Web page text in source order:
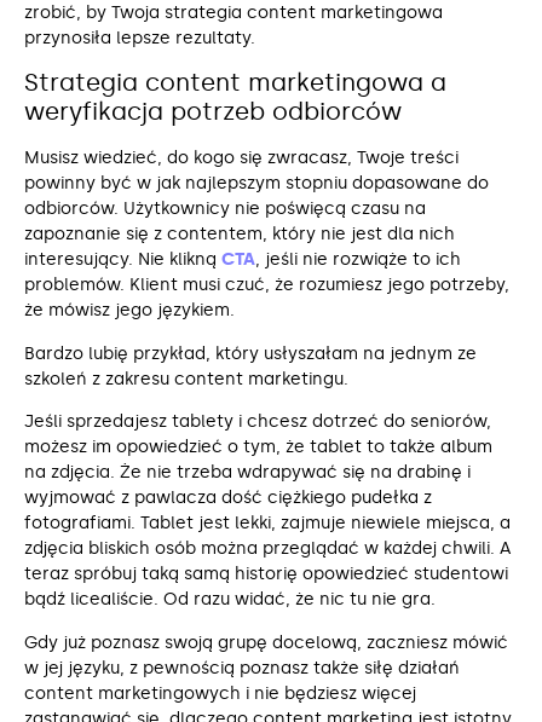
zrobić, by Twoja strategia content marketingowa
przynosiła lepsze rezultaty.
Strategia content marketingowa a
weryfikacja potrzeb odbiorców
Musisz wiedzieć, do kogo się zwracasz, Twoje treści
powinny być w jak najlepszym stopniu dopasowane do
odbiorców. Użytkownicy nie poświęcą czasu na
zapoznanie się z contentem, który nie jest dla nich
interesujący. Nie klikną CTA, jeśli nie rozwiąże to ich
problemów. Klient musi czuć, że rozumiesz jego potrzeby,
że mówisz jego językiem.
Bardzo lubię przykład, który usłyszałam na jednym ze
szkoleń z zakresu content marketingu.
Jeśli sprzedajesz tablety i chcesz dotrzeć do seniorów,
możesz im opowiedzieć o tym, że tablet to także album
na zdjęcia. Że nie trzeba wdrapywać się na drabinę i
wyjmować z pawlacza dość ciężkiego pudełka z
fotografiami. Tablet jest lekki, zajmuje niewiele miejsca, a
zdjęcia bliskich osób można przeglądać w każdej chwili. A
teraz spróbuj taką samą historię opowiedzieć studentowi
bądź licealiście. Od razu widać, że nic tu nie gra.
Gdy już poznasz swoją grupę docelową, zaczniesz mówić
w jej języku, z pewnością poznasz także siłę działań
content marketingowych i nie będziesz więcej